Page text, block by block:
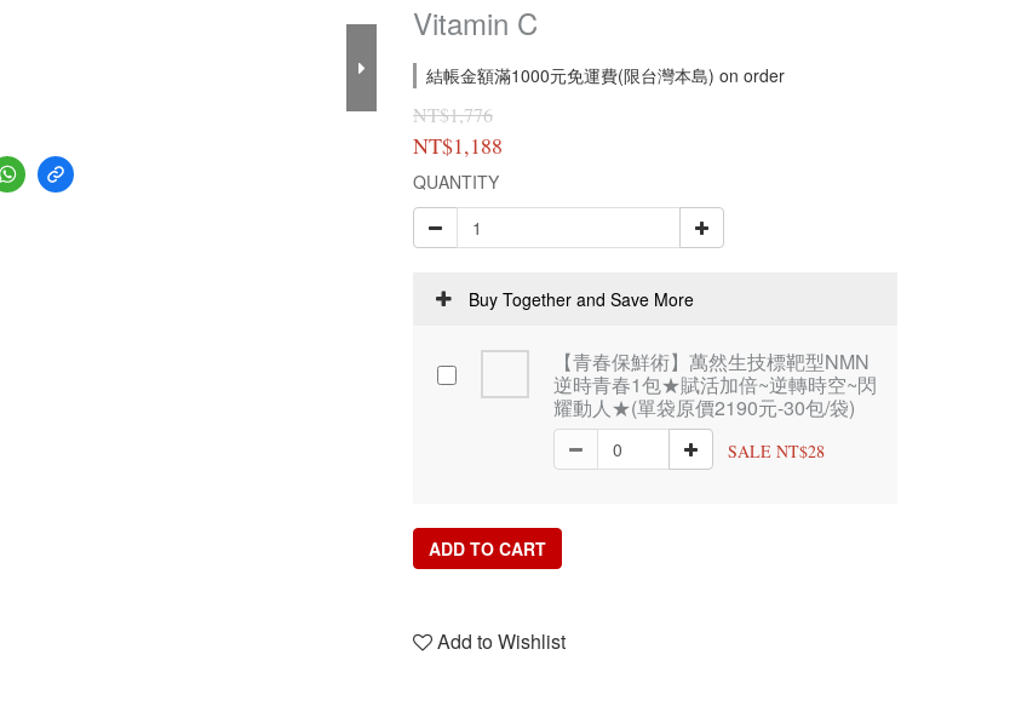
Vitamin C
結帳金額滿1000元免運費(限台灣本島) on order
NT$1,776
NT$1,188
QUANTITY
Buy Together and Save More
【青春保鮮術】萬然生技標靶型NMN
逆時青春1包★賦活加倍~逆轉時空~閃
耀動人★(單袋原價2190元-30包/袋)
SALE NT$28
ADD TO CART
Add to Wishlist